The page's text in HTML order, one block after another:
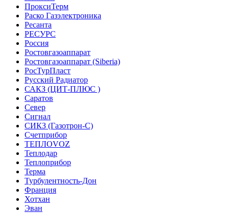
ПроксиТерм
Раско Газэлектроника
Ресанта
РЕСУРС
Россия
Ростовгазоаппарат
Ростовгазоаппарат (Siberia)
РосТурПласт
Русский Радиатор
САКЗ (ЦИТ-ПЛЮС )
Саратов
Север
Сигнал
СИКЗ (Газотрон-С)
Счетприбор
ТЕПЛОVOZ
Теплодар
Теплоприбор
Терма
Турбулентность-Дон
Франция
Хотхан
Эван